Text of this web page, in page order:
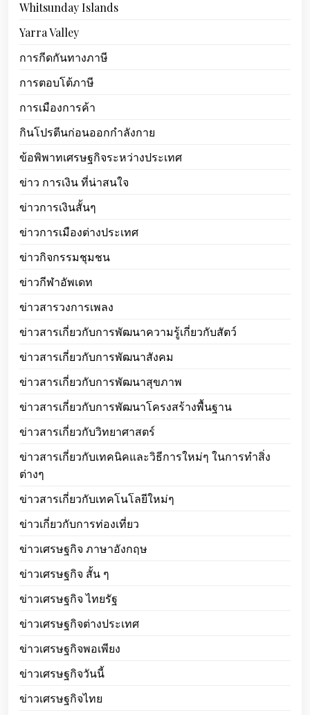
Whitsunday Islands
Yarra Valley
การกีดกันทางภาษี
การตอบโต้ภาษี
การเมืองการค้า
กินโปรตีนก่อนออกกำลังกาย
ข้อพิพาทเศรษฐกิจระหว่างประเทศ
ข่าว การเงิน ที่น่าสนใจ
ข่าวการเงินสั้นๆ
ข่าวการเมืองต่างประเทศ
ข่าวกิจกรรมชุมชน
ข่าวกีฬาอัพเดท
ข่าวสารวงการเพลง
ข่าวสารเกี่ยวกับการพัฒนาความรู้เกี่ยวกับสัตว์
ข่าวสารเกี่ยวกับการพัฒนาสังคม
ข่าวสารเกี่ยวกับการพัฒนาสุขภาพ
ข่าวสารเกี่ยวกับการพัฒนาโครงสร้างพื้นฐาน
ข่าวสารเกี่ยวกับวิทยาศาสตร์
ข่าวสารเกี่ยวกับเทคนิคและวิธีการใหม่ๆ ในการทำสิ่ง
ต่างๆ
ข่าวสารเกี่ยวกับเทคโนโลยีใหม่ๆ
ข่าวเกี่ยวกับการท่องเที่ยว
ข่าวเศรษฐกิจ ภาษาอังกฤษ
ข่าวเศรษฐกิจ สั้น ๆ
ข่าวเศรษฐกิจ ไทยรัฐ
ข่าวเศรษฐกิจต่างประเทศ
ข่าวเศรษฐกิจพอเพียง
ข่าวเศรษฐกิจวันนี้
ข่าวเศรษฐกิจไทย